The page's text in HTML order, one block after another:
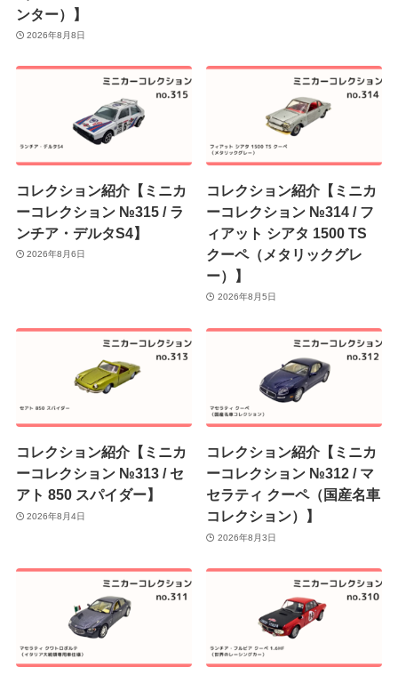
ンター）】
2026年8月8日
コレクション紹介【ミニカ
ーコレクション №315 / ラ
ンチア・デルタS4】
2026年8月6日
コレクション紹介【ミニカ
ーコレクション №314 / フ
ィアット シアタ 1500 TS
クーペ（メタリックグレ
ー）】
2026年8月5日
コレクション紹介【ミニカ
ーコレクション №313 / セ
アト 850 スパイダー】
2026年8月4日
コレクション紹介【ミニカ
ーコレクション №312 / マ
セラティ クーペ（国産名車
コレクション）】
2026年8月3日